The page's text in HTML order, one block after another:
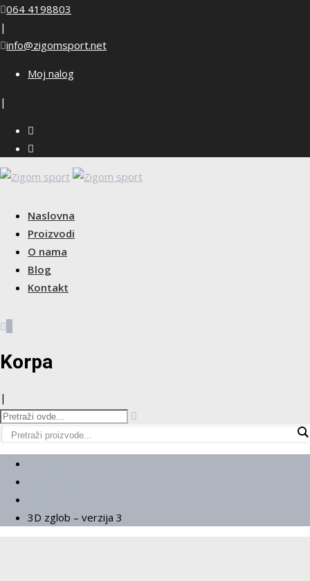
Skip
to
content
064 4198803
|
info@zigomsport.net
Moj nalog
|
Naslovna
Proizvodi
O nama
Blog
Kontakt
Korpa
|
3D zglob – verzija 3